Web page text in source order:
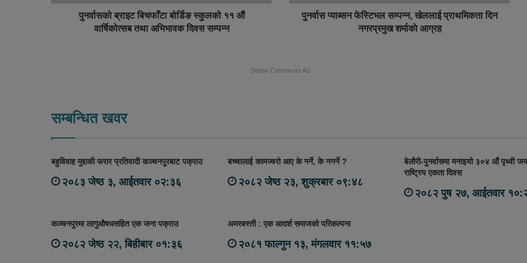
पुनर्वासको ब्राइट बिचफाँटा बोर्डिङ स्कुलको ११ औं
वार्षिकोत्सब तथा अभिभावक दिवस सम्पन्न
पुनर्वास प्याब्सन फेस्टिभल सम्पन्न, खेललाई प्राथमिकता दिन
नगरप्रमुख शर्माकाे आग्रह
Below Comments Ad
सम्बन्धित खवर
बहुविवाह मुद्दाकी फरार प्रतिवादी कञ्चनपुरबाट पक्राउ
२०८३ जेष्ठ ३, आईतवार ०२:३६
बच्चालाई कामज्वरो आए के गर्ने, के नगर्ने ?
२०८२ जेष्ठ २३, शुक्रबार ०९:४८
बेलौरी-पुनर्वासमा मनाइयो ३०४ औं पृथ्वी
राष्ट्रिय एकता दिवस
२०८२ पुष २७, आईतवार
कञ्चनपुरमा लागुऔषधसहित एक जना पक्राउ
२०८२ जेष्ठ २२, बिहीबार ०१:३६
अमरबस्ती : एक आदर्श समाजको परिकल्पना
२०८१ फाल्गुन १३, मंगलवार ११:५७